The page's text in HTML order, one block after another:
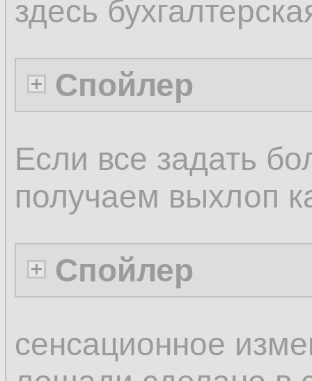
здесь
Спойлер
Если все задать
получаем выхлоп
Спойлер
сенсационное